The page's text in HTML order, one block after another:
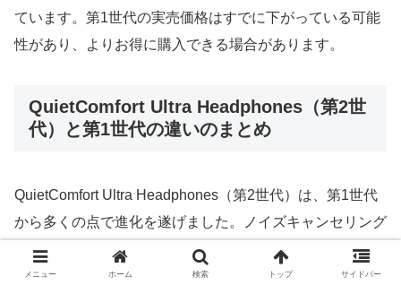
ています。第1世代の実売価格はすでに下がっている可能
性があり、よりお得に購入できる場合があります。
QuietComfort Ultra Headphones（第2世
代）と第1世代の違いのまとめ
QuietComfort Ultra Headphones（第2世代）は、第1世代
から多くの点で進化を遂げました。ノイズキャンセリング
機能のさらなる強化に加え、シネマモードやUSB Type-C
の有線接続対応など、利用シーンを広げる新機能が搭載さ
メニュー ホーム 検索 トップ サイドバー